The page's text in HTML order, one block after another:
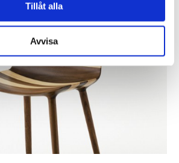
Tillåt alla
Avvisa